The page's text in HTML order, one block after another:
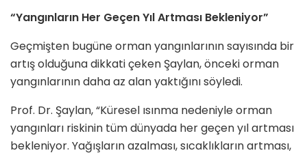
“Yangınların Her Geçen Yıl Artması Bekleniyor”
Geçmişten bugüne orman yangınlarının sayısında bir
artış olduğuna dikkati çeken Şaylan, önceki orman
yangınlarının daha az alan yaktığını söyledi.
Prof. Dr. Şaylan, “Küresel ısınma nedeniyle orman
yangınları riskinin tüm dünyada her geçen yıl artması
bekleniyor. Yağışların azalması, sıcaklıkların artması,